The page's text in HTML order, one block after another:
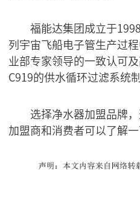
福能达集团成立于
列宇宙飞船电子管生产过
业部专家领导的一致认可
C919的供水循环过滤系统
选择净水器加盟品牌
加盟商和消费者可以了解